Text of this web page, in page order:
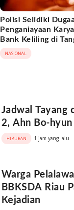
Polisi Selidiki
Penganiayaan
Bank Keliling di
NASIONAL
Jadwal Tayang
2, Ahn Bo-
HIBURAN 1 jam yang lalu
Warga
BBKSDA Riau
Kejadian